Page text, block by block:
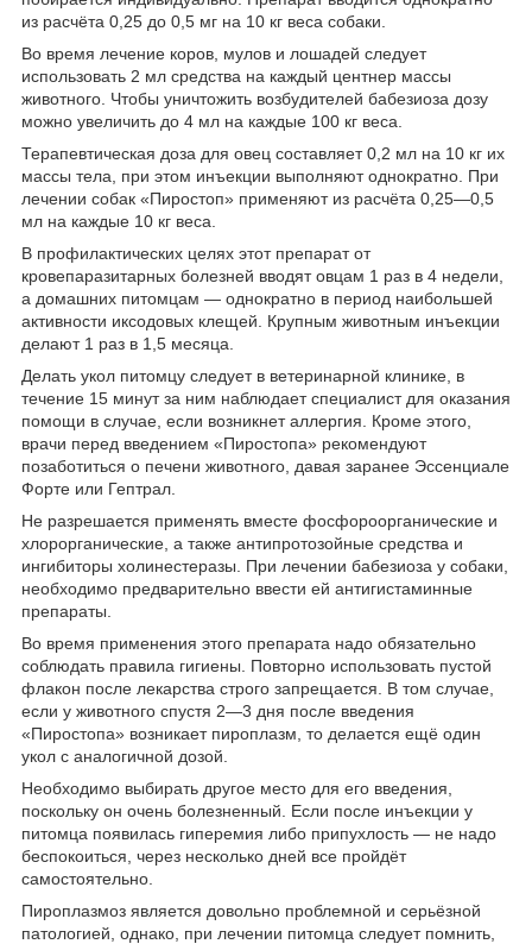
из расчёта 0,25 до 0,5 мг на 10 кг веса собаки.
Во время лечение коров, мулов и лошадей следует
использовать 2 мл средства на каждый центнер массы
животного. Чтобы уничтожить возбудителей бабезиоза дозу
можно увеличить до 4 мл на каждые 100 кг веса.
Терапевтическая доза для овец составляет 0,2 мл на 10 кг их
массы тела, при этом инъекции выполняют однократно. При
лечении собак «Пиростоп» применяют из расчёта 0,25—0,5
мл на каждые 10 кг веса.
В профилактических целях этот препарат от
кровепаразитарных болезней вводят овцам 1 раз в 4 недели,
а домашних питомцам — однократно в период наибольшей
активности иксодовых клещей. Крупным животным инъекции
делают 1 раз в 1,5 месяца.
Делать укол питомцу следует в ветеринарной клинике, в
течение 15 минут за ним наблюдает специалист для оказания
помощи в случае, если возникнет аллергия. Кроме этого,
врачи перед введением «Пиростопа» рекомендуют
позаботиться о печени животного, давая заранее Эссенциале
Форте или Гептрал.
Не разрешается применять вместе фосфороорганические и
хлорорганические, а также антипротозойные средства и
ингибиторы холинестеразы. При лечении бабезиоза у собаки,
необходимо предварительно ввести ей антигистаминные
препараты.
Во время применения этого препарата надо обязательно
соблюдать правила гигиены. Повторно использовать пустой
флакон после лекарства строго запрещается. В том случае,
если у животного спустя 2—3 дня после введения
«Пиростопа» возникает пироплазм, то делается ещё один
укол с аналогичной дозой.
Необходимо выбирать другое место для его введения,
поскольку он очень болезненный. Если после инъекции у
питомца появилась гиперемия либо припухлость — не надо
беспокоиться, через несколько дней все пройдёт
самостоятельно.
Пироплазмоз является довольно проблемной и серьёзной
патологией, однако, при лечении питомца следует помнить,